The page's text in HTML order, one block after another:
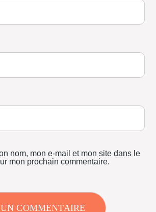
nom, mon e-mail et mon site dans le
mon prochain commentaire.